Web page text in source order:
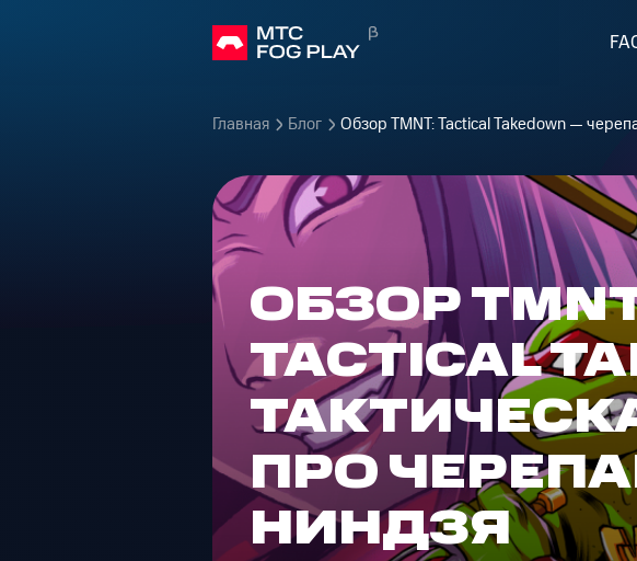
Главная Блог Обзор TMNT: Tactical Takedown —
ОБЗОР
TACTICAL
ПРО
НИНДЗЯ